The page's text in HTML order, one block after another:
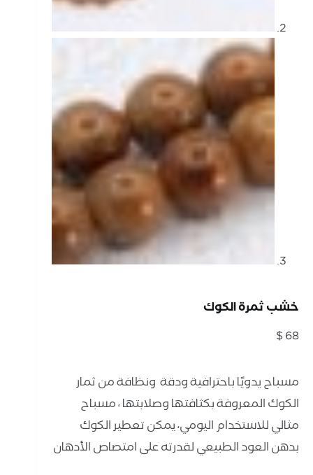
خشب ثمرة الكوك
$68
مسباح يدويًا باحترافية ودقة ونظافة من ثمار
الكوك المعروفة بكثافتها وصلابتها ، مسباح
مثالي للاستخدام اليومي، يمكن تعطير الكوك
بدهن العود الطبيعي لقدرته على امتصاص الأدهان